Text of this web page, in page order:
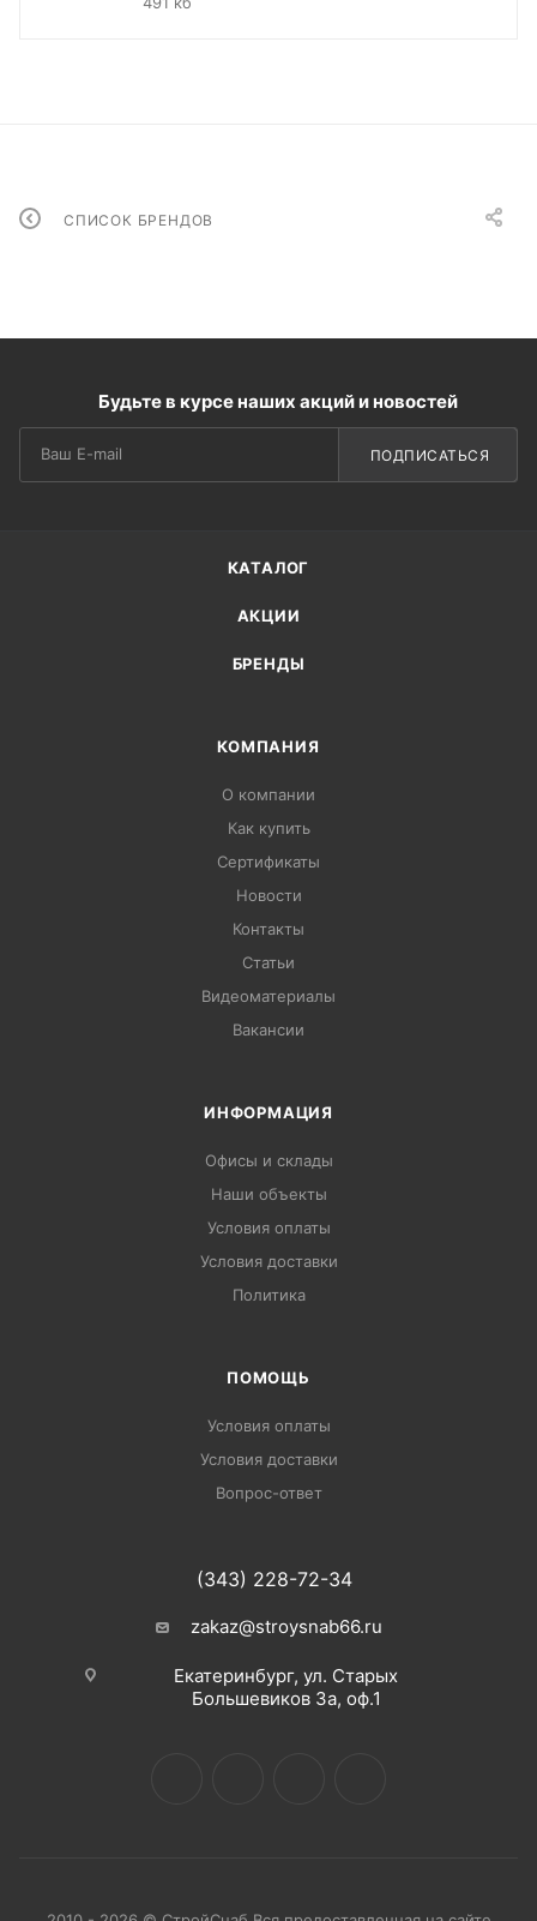
СПИСОК БРЕНДОВ
Будьте в курсе наших акций и новостей
ПОДПИСАТЬСЯ
КАТАЛОГ
АКЦИИ
БРЕНДЫ
КОМПАНИЯ
О компании
Как купить
Сертификаты
Новости
Контакты
Статьи
Видеоматериалы
Вакансии
ИНФОРМАЦИЯ
Офисы и склады
Наши объекты
Условия оплаты
Условия доставки
Политика
ПОМОЩЬ
Условия оплаты
Условия доставки
Вопрос-ответ
(343) 228-72-34
zakaz@stroysnab66.ru
Екатеринбург, ул. Старых
Большевиков 3а, оф.1